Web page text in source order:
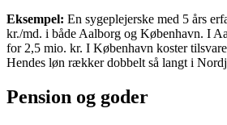
Eksempel: En sygeplejerske med 5 års
kr./md. i både Aalborg og København. I
for 2,5 mio. kr. I København koster
Hendes løn rækker dobbelt så langt i
Pension og goder